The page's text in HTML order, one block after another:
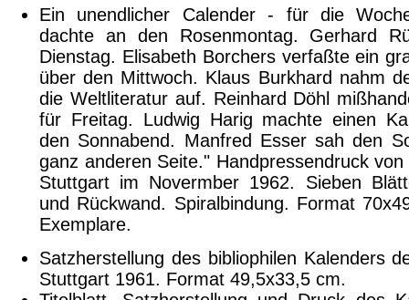
Ein unendlicher Calender - für die
dachte an den Rosenmontag. Gerhard
Dienstag. Elisabeth Borchers verfaßte ein
über den Mittwoch. Klaus Burkhard nahm
die Weltliteratur auf. Reinhard Döhl
für Freitag. Ludwig Harig machte einen
den Sonnabend. Manfred Esser sah den
ganz anderen Seite." Handpressendruck
Stuttgart im Novermber 1962. Sieben
und Rückwand. Spiralbindung. Format
Exemplare.
Satzherstellung des bibliophilen Kalenders
Stuttgart 1961. Format 49,5x33,5 cm.